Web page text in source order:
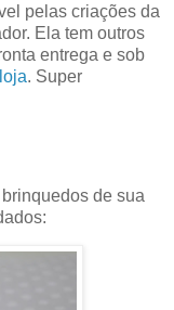
pelas criações da
Ela tem outros
entrega e sob
. Super
de sua